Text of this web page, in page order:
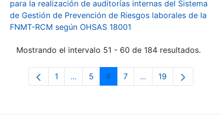
para la realización de auditorías internas del Sistema
de Gestión de Prevención de Riesgos laborales de la
FNMT-RCM según OHSAS 18001
Mostrando el intervalo 51 - 60 de 184 resultados.
Página
1 ...Páginas intermedias Use TAB para
Página
5 Página
6 Página
7 ...Páginas intermedias
Página
19